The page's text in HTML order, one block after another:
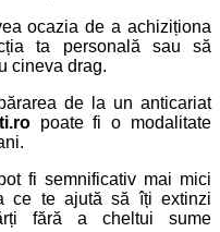
ocazia de a achiziționa
ta personală sau să
cineva drag.
de la un anticariat
poate fi o modalitate
fi semnificativ mai mici
ce te ajută să îți extinzi
fără a cheltui sume